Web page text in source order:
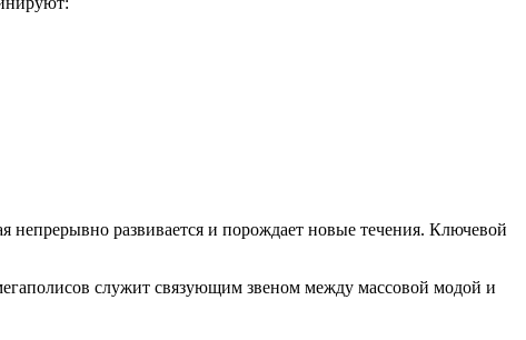
непрерывно развивается и порождает новые течения. Ключевой
служит связующим звеном между массовой модой и